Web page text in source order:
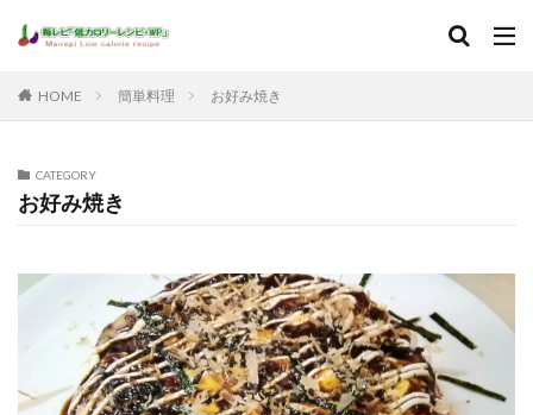
HOME 簡単料理 お好み焼き
CATEGORY
お好み焼き